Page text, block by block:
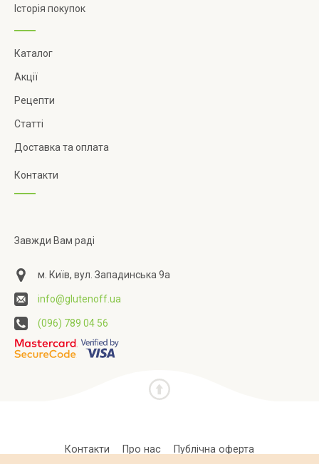
Історія покупок
Каталог
Акції
Рецепти
Статті
Доставка та оплата
Контакти
Завжди Вам раді
м. Київ, вул. Западинська 9а
info@glutenoff.ua
(096) 789 04 56
Контакти Про нас Публічна оферта